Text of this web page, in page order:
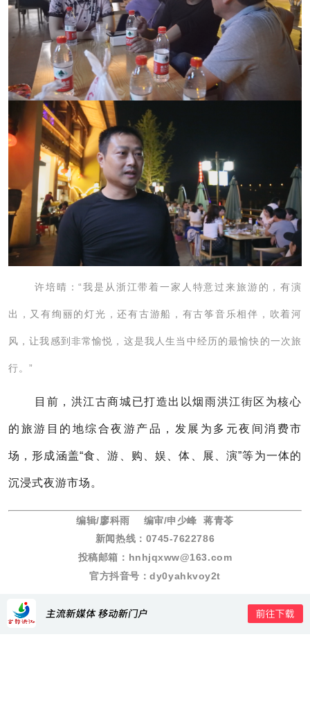
许培晴：“我是从浙江带着一家人特意过来旅游的，有演
出，又有绚丽的灯光，还有古游船，有古筝音乐相伴，吹着河
风，让我感到非常愉悦，这是我人生当中经历的最愉快的一次旅
行。”
目前，洪江古商城已打造出以烟雨洪江街区为核心
的旅游目的地综合夜游产品，发展为多元夜间消费市
场，形成涵盖“食、游、购、娱、体、展、演”等为一体的
沉浸式夜游市场。
编辑/ 廖科雨 编审/申少峰蒋青苓
新闻热线：0745-7622786
投稿邮箱：hnhjqxww@163.com
官方抖音号 ：dy0yahkvoy2t